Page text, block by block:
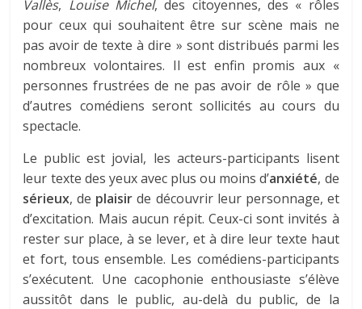
Vallès, Louise Michel, des citoyennes, des « rôles
pour ceux qui souhaitent être sur scène mais ne
pas avoir de texte à dire » sont distribués parmi les
nombreux volontaires. Il est enfin promis aux «
personnes frustrées de ne pas avoir de rôle » que
d’autres comédiens seront sollicités au cours du
spectacle.
Le public est jovial, les acteurs-participants lisent
leur texte des yeux avec plus ou moins d’anxiété, de
sérieux, de plaisir de découvrir leur personnage, et
d’excitation. Mais aucun répit. Ceux-ci sont invités à
rester sur place, à se lever, et à dire leur texte haut
et fort, tous ensemble. Les comédiens-participants
s’exécutent. Une cacophonie enthousiaste s’élève
aussitôt dans le public, au-delà du public, de la